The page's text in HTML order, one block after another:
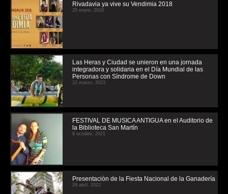
Rivadavia ya vive su Vendimia 2018
25 enero, 2018
Las Heras y Ciudad se unieron en una jornada
integradora y solidaria en el Día Mundial de las
Personas con Síndrome de Down
22 marzo, 2023
FESTIVAL DE MUSICA ANTIGUA en el Auditorio de
la Biblioteca San Martín
9 octubre, 2021
Presentación de la Fiesta Nacional de la Ganadería
26 abril, 2022